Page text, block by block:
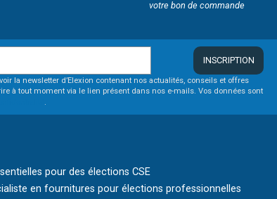
votre bon de commande
INSCRIPTION
la newsletter d’Elexion contenant nos actualités, conseils et offres
à tout moment via le lien présent dans nos e-mails. Vos données sont
.
pour des élections CSE
en fournitures pour élections professionnelles